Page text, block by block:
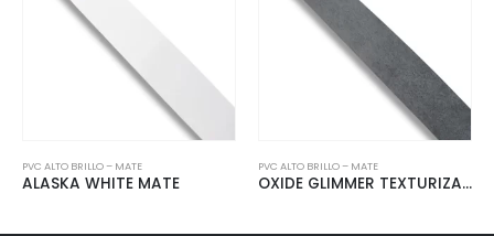
PVC ALTO BRILLO – MATE
ALASKA WHITE MATE
PVC ALTO BRILLO – MATE
OXIDE GLIMMER TEXTURIZADO